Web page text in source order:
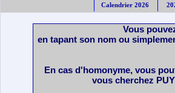
Calendrier 2026
Vous
en tapant son nom ou
En cas d'homonyme, vous
vous cherchez